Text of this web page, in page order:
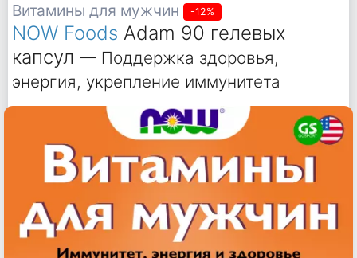
Витамины для мужчин -12%
NOW Foods Adam 90 гелевых
капсул — Поддержка здоровья,
энергия, укрепление иммунитета